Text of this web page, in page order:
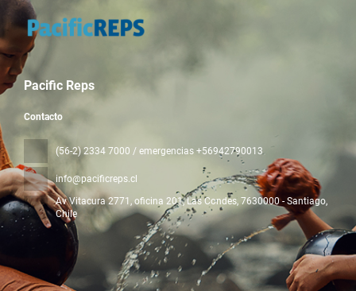
Pacific Reps
Contacto
(56-2) 2334 7000 / emergencias +56942790013
info@pacificreps.cl
Av Vitacura 2771, oficina 201, Las Condes , 7630000 - Santiago,
Chile